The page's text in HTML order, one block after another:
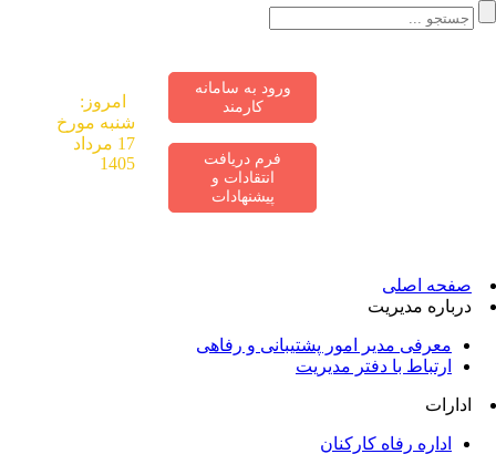
ورود به سامانه
کارمند
فرم دریافت
انتقادات و
پیشنهادات
امروز:
شنبه مورخ
17 مرداد
1405
صفحه اصلی
درباره مدیریت
معرفی مدیر امور پشتیبانی و رفاهی
ارتباط با دفتر مدیریت
ادارات
اداره رفاه کارکنان